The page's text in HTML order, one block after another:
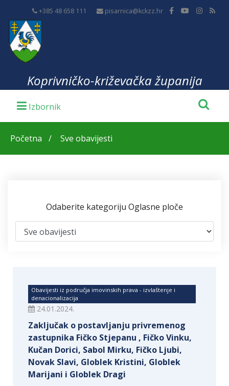
+385 48 658 111 pisarnica@kckzz.hr
Koprivničko-križevačka županija
Početna Sve obavijesti
Odaberite kategoriju Oglasne ploče
Obavijesti iz područja imovinskih prava - izvlaštenje i
denacionalizacija
24.01.2024.
Zaključak o postavljanju privremenog
zastupnika Fičko Stjepanu , Fičko Vinku,
Kučan Dorici, Sabol Mirku, Fičko Ljubi,
Novak Slavi, Globlek Kristini, Globlek
Marijani i Globlek Dragi